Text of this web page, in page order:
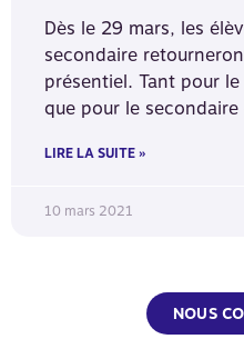
Dès le 29 mars, les
secondaire
présentiel. Tant pour
que pour le secondaire
LIRE LA SUITE »
10 mars 2021
NOUS